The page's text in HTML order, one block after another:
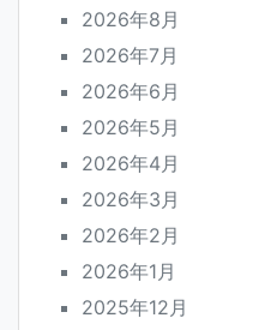
2026年8月
2026年7月
2026年6月
2026年5月
2026年4月
2026年3月
2026年2月
2026年1月
2025年12月